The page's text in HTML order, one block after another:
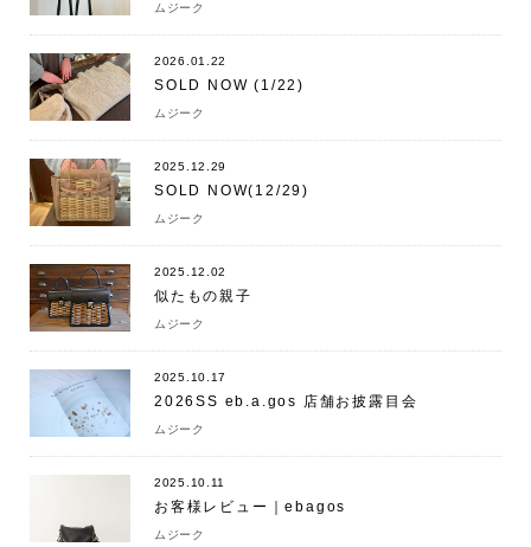
ムジーク
2026.01.22
SOLD NOW (1/22)
ムジーク
2025.12.29
SOLD NOW(12/29)
ムジーク
2025.12.02
似たもの親子
ムジーク
2025.10.17
2026SS eb.a.gos 店舗お披露目会
ムジーク
2025.10.11
お客様レビュー｜ebagos
ムジーク